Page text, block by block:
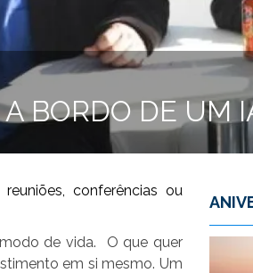
BORDO DE UM
conferências ou
de vida. O que quer
em si mesmo. Um